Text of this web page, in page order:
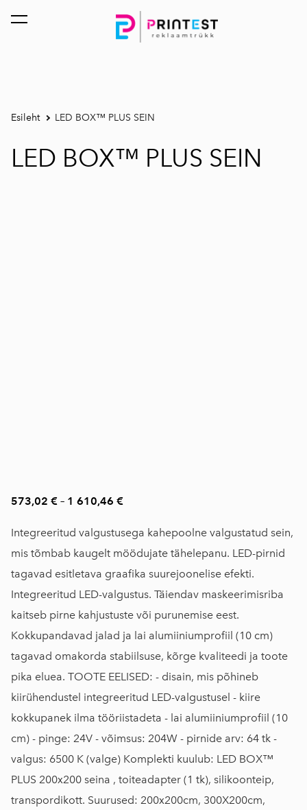
lisati ostukorvi. Vaata ostukorvi
Esileht LED BOX™ PLUS SEIN
LED BOX™ PLUS SEIN
573,02 € – 1 610,46 €
Integreeritud valgustusega kahepoolne valgustatud sein,
mis tõmbab kaugelt möödujate tähelepanu. LED-pirnid
tagavad esitletava graafika suurejoonelise efekti.
Integreeritud LED-valgustus. Täiendav maskeerimisriba
kaitseb pirne kahjustuste või purunemise eest.
Kokkupandavad jalad ja lai alumiiniumprofiil (10 cm)
tagavad omakorda stabiilsuse, kõrge kvaliteedi ja toote
pika eluea. TOOTE EELISED: - disain, mis põhineb
kiirühendustel integreeritud LED-valgustusel - kiire
kokkupanek ilma tööriistadeta - lai alumiiniumprofiil (10
cm) - pinge: 24V - võimsus: 204W - pirnide arv: 64 tk -
valgus: 6500 K (valge) Komplekti kuulub: LED BOX™
PLUS 200x200 seina , toiteadapter (1 tk), silikoonteip,
transpordikott. Suurused: 200x200cm, 300X200cm,